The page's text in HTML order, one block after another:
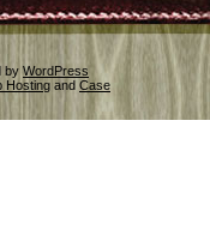
by WordPress
Hosting and Case